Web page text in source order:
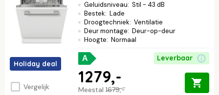
Holiday deal
Vergelijk
Geluidsniveau: Stil - 43 dB
Bestek: Lade
Droogtechniek: Ventilatie
Deur montage: Deur-op-deur
Hoogte: Normaal
A Leverbaar
Meestal 1679,-
1279,-